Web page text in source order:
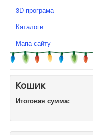
3D-програма
Каталоги
Мапа сайту
Кошик
Итоговая сумма: